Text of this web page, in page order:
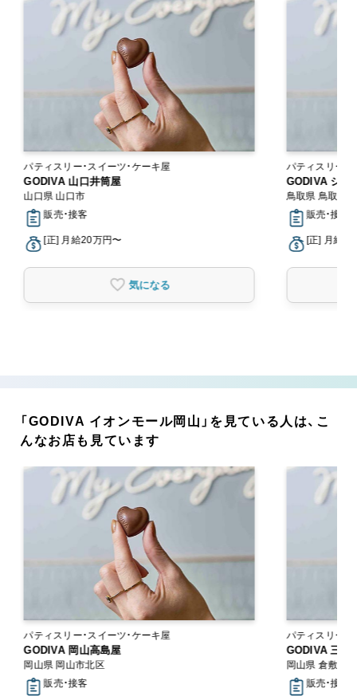
パティスリー・スイーツ・ケーキ屋
GODIVA 山口井筒屋
山口県 山口市
販売・接客
[正] 月給20万円〜
気になる
パティスリー・
GODIVA シャ
鳥取県 鳥取市
販売・接客
[正] 月給
「GODIVA イオンモール岡山」を見ている人は、こ
んなお店も見ています
パティスリー・スイーツ・ケーキ屋
GODIVA 岡山高島屋
岡山県 岡山市北区
販売・接客
パティスリー・
GODIVA 三井
岡山県 倉敷市
販売・接客